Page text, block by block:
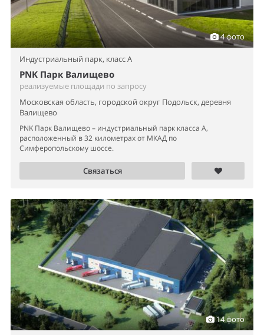
4 фото
Индустриальный парк, класс A
PNK Парк Валищево
реализуемые площади по запросу
Московская область, городской округ Подольск, деревня
Валищево
PNK Парк Валищево – индустриальный парк класса А,
расположенный в 32 километрах от МКАД по
Симферопольскому шоссе.
Связаться
14 фото